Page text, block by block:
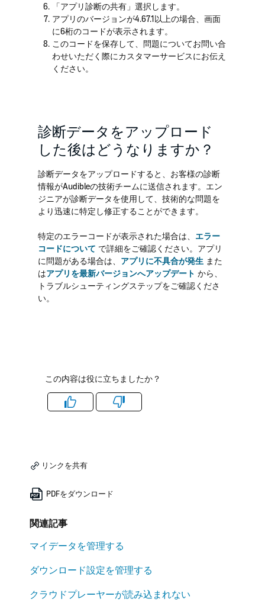
「アプリ診断の共有」選択します。
アプリのバージョンが4.67.1以上の場合、画面
に6桁のコードが表示されます。
このコードを保存して、問題についてお問い合
わせいただく際にカスタマーサービスにお伝え
ください。
診断データをアップロード
した後はどうなりますか？
診断データをアップロードすると、お客様の診断
情報がAudibleの技術チームに送信されます。エン
ジニアが診断データを使用して、技術的な問題を
より迅速に特定し修正することができます。
特定のエラーコードが表示された場合は、 エラー
コードについて で詳細をご確認ください。アプリ
に問題がある場合は、 アプリに不具合が発生また
はアプリを最新バージョンへアップデート から、
トラブルシューティングステップをご確認くださ
い。
この内容は役に立ちましたか？
Like Dislike
リンクを共有
PDFをダウンロード
関連記事
マイデータを管理する
ダウンロード設定を管理する
クラウドプレーヤーが読み込まれない